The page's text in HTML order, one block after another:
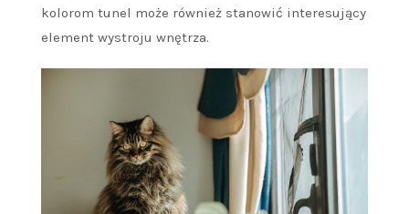
kolorom tunel może również stanowić interesujący
element wystroju wnętrza.